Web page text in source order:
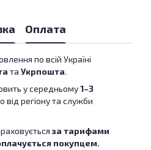
Оплата
по всій Україні
та Укрпошта.
у середньому1–3
від регіону та служби
за тарифами
покупцем.